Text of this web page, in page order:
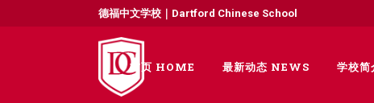
德福中文学校｜Dartford Chinese School
首页 HOME 最新动态 NEWS 学校